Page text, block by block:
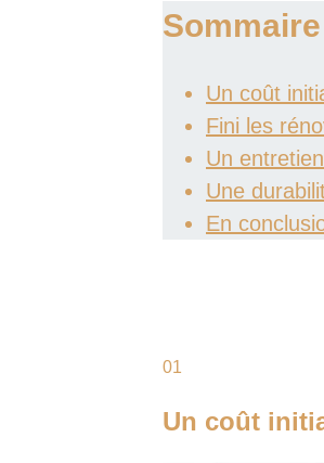
Sommaire
Un coût
Fini les
Un
Une
En
01
Un coût